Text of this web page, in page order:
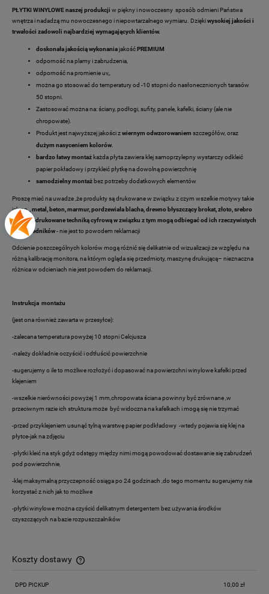
PŁYTKI WINYLOWE naszej produkcji w piękny i nowoczesny sposób odmieni Państwa
wnętrza i nadadzą mu nowoczesnego i niepowtarzalnego wymiaru. Dziękiwysokiej jakości i
trwałości zadowoli najbardziej wymagających klientów.
doskonała jakością wykonaniajakośćPREMIUM
odporność na plamy i zabrudzenia,
odporność na promienie uv,,
można go stosować do temperatury od -10 stopni do nasłonecznionych tarasów
50 stopni.
Zastosować można na: ściany, podłogi, sufity, panele, kafelki, ściany (ale nie
chropowate).
Produkt jest najwyższej jakości zwiernym odwzorowaniem szczegółów, oraz
dużym nasyceniem kolorów.
bardzo łatwy montaż każda płyta zawiera klej samoprzylepny wystarczy odkleić
papier pokładowy i przykleić płytkę na dowolną powierzchnię
samodzielny montaż bez potrzeby dodatkowych elementów
Proszę mieć na uwadze ,że produkty są drukowane w związku z czym wszelkie motywy takie
jak np., metal, beton, marmur, pordzewiała blacha, drewno błyszczący brokat, złoto, srebro
itp. sąnadrukowane techniką cyfrową w związku z tym mogą odbiegać od ich rzeczywistych
odpowiedników- nie jest to powodem reklamacji
Odcienie poszczególnych kolorów mogą różnić się delikatnie od wizualizacji ze względu na
różną kalibrację monitora, na którym ogląda się przedmioty, maszynę drukującą– nieznaczna
różnica w odcieniach nie jest powodem do reklamacji.
Instrukcja montażu
(jest ona również zawarta w przesyłce):
-zalecana temperatura powyżej 10 stopni Celcjusza
-należy dokładnie oczyścić i odtłuścić powierzchnie
-sugerujemy o ile to możliwe rozłożyć i dopasować na powierzchni winylowe kafelki przed
klejeniem
-wszelkie nierówności powyżej 1 mm,chropowata ściana powinny być zrównane ,w
przeciwnym razie ich struktura może być widoczna na kafelkach i mogą się nie trzymać
-przed przyklejeniem usunąć tylną warstwę papier podkładowy -wtedy pojawia się klej na
płytce-jak na zdjęciu
-płytki kleić na styk gdyż odstępy między nimi mogą powodować dostawanie się zabrudzeń
pod powierzchnie,
-klej maksymalną przyczepność osiąga po 24 godzinach ,do tego momentu sugerujemy nie
korzystać z nich jak to możliwe
-płytki winylowe można czyścić delikatnym detergentem bez używania środków
czyszczących na bazie rozpuszczalników
Koszty dostawy
Cena nie zawiera ewentualnych kosztów płatności
DPD PICKUP 10,00 zł